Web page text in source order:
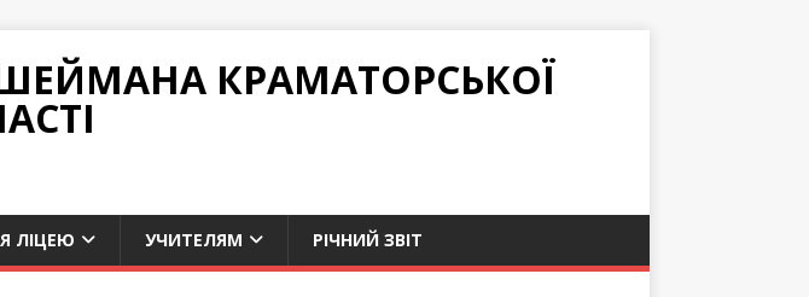
КРАМАТОРСЬКОЇ
ЛІЦЕЮ УЧИТЕЛЯМ РІЧНИЙ ЗВІТ